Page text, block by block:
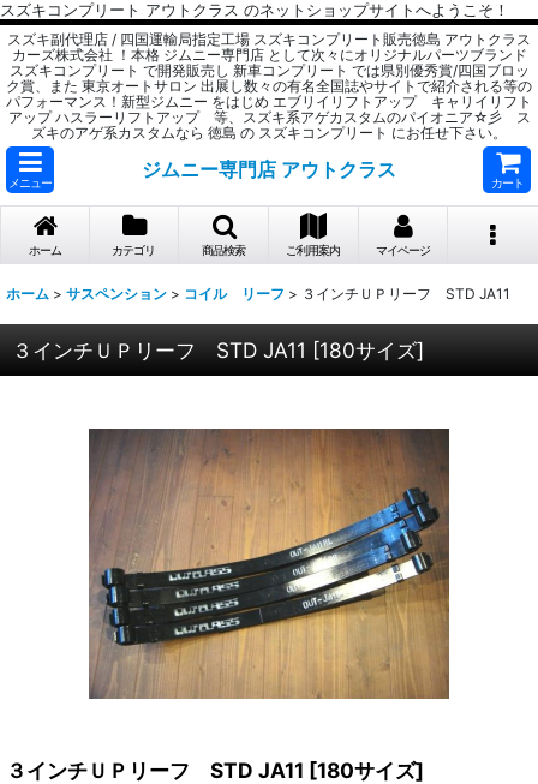
スズキコンプリート アウトクラス のネットショップサイトへようこそ！
スズキ副代理店 / 四国運輸局指定工場 スズキコンプリート販売徳島 アウトクラス
カーズ株式会社 ！本格 ジムニー専門店 として次々にオリジナルパーツブランド
スズキコンプリート で開発販売し 新車コンプリート では県別優秀賞/四国ブロッ
ク賞、また 東京オートサロン 出展し数々の有名全国誌やサイトで紹介される等の
パフォーマンス！新型ジムニー をはじめ エブリイリフトアップ キャリイリフト
アップ ハスラーリフトアップ 等、スズキ系アゲカスタムのパイオニア☆彡 ス
ズキのアゲ系カスタムなら 徳島 の スズキコンプリート にお任せ下さい。
メニュー
ジムニー専門店 アウトクラス
カート
ホーム カテゴリ 商品検索 ご利用案内 マイページ
ホーム > サスペンション > コイル リーフ > ３インチＵＰリーフ STD JA11
３インチＵＰリーフ STD JA11 [180サイズ]
３インチＵＰリーフ STD JA11 [180サイズ]